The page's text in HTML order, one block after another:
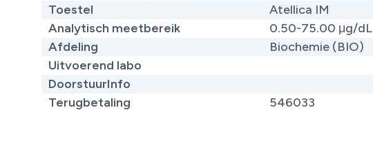
Toestel
Atellica IM
Analytisch meetbereik
0.50-75.00 μg/dL
Afdeling
Biochemie (BIO)
Uitvoerend labo
DoorstuurInfo
Terugbetaling
546033